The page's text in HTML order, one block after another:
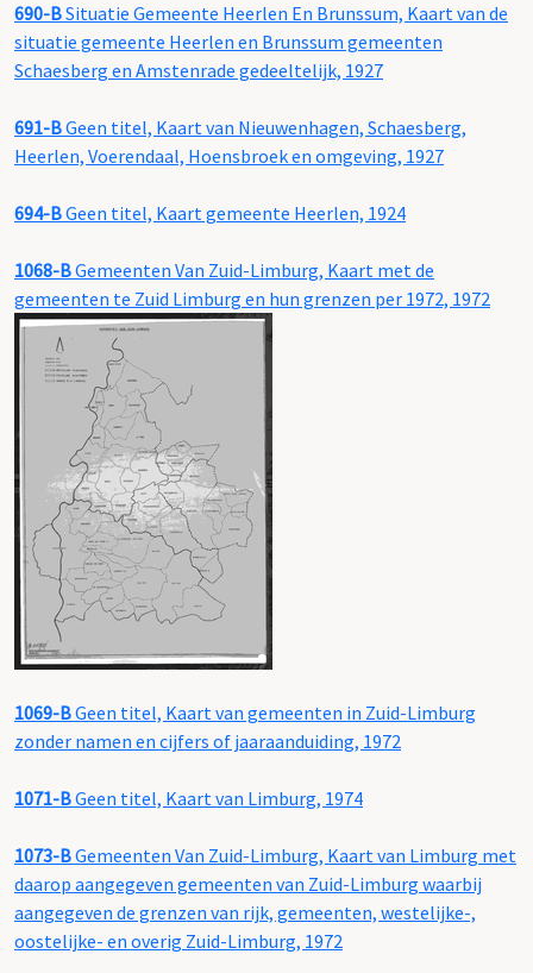
690-BSituatie Gemeente Heerlen En Brunssum, Kaart van de
situatie gemeente Heerlen en Brunssum gemeenten
Schaesberg en Amstenrade gedeeltelijk, 1927
691-BGeen titel, Kaart van Nieuwenhagen, Schaesberg,
Heerlen, Voerendaal, Hoensbroek en omgeving, 1927
694-BGeen titel, Kaart gemeente Heerlen, 1924
1068-BGemeenten Van Zuid-Limburg, Kaart met de
gemeenten te Zuid Limburg en hun grenzen per 1972, 1972
1069-BGeen titel, Kaart van gemeenten in Zuid-Limburg
zonder namen en cijfers of jaaraanduiding, 1972
1071-BGeen titel, Kaart van Limburg, 1974
1073-BGemeenten Van Zuid-Limburg, Kaart van Limburg met
daarop aangegeven gemeenten van Zuid-Limburg waarbij
aangegeven de grenzen van rijk, gemeenten, westelijke-,
oostelijke- en overig Zuid-Limburg, 1972